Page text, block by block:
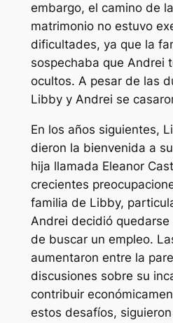
embargo, el camino de
matrimonio no estuvo
dificultades, ya que la
sospechaba que Andrei
ocultos. A pesar de las
Libby y Andrei se
En los años siguientes,
dieron la bienvenida a
hija llamada Eleanor
crecientes
familia de Libby,
Andrei decidió quedarse
de buscar un empleo.
aumentaron entre la
discusiones sobre su
contribuir
estos desafíos,